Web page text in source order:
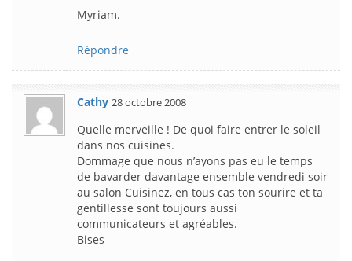
Myriam.
Répondre
Cathy 28 octobre 2008
Quelle merveille ! De quoi faire entrer le soleil
dans nos cuisines.
Dommage que nous n’ayons pas eu le temps
de bavarder davantage ensemble vendredi soir
au salon Cuisinez, en tous cas ton sourire et ta
gentillesse sont toujours aussi
communicateurs et agréables.
Bises